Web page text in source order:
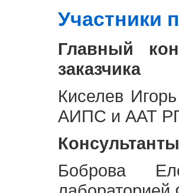
Участники
Главный
заказчика
Киселев
АИПС и ААТ
Консультанты
Боброва